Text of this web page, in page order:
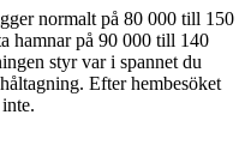
normalt på 80 000 till 150
hamnar på 90 000 till 140
styr var i spannet du
Efter hembesöket